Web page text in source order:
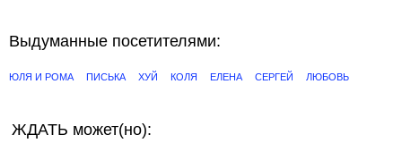
Выдуманные посетителями:
ЮЛЯ И РОМА ПИСЬКА ХУЙ КОЛЯ ЕЛЕНА СЕРГЕЙ ЛЮБОВЬ
ЖДАТЬ может(но):